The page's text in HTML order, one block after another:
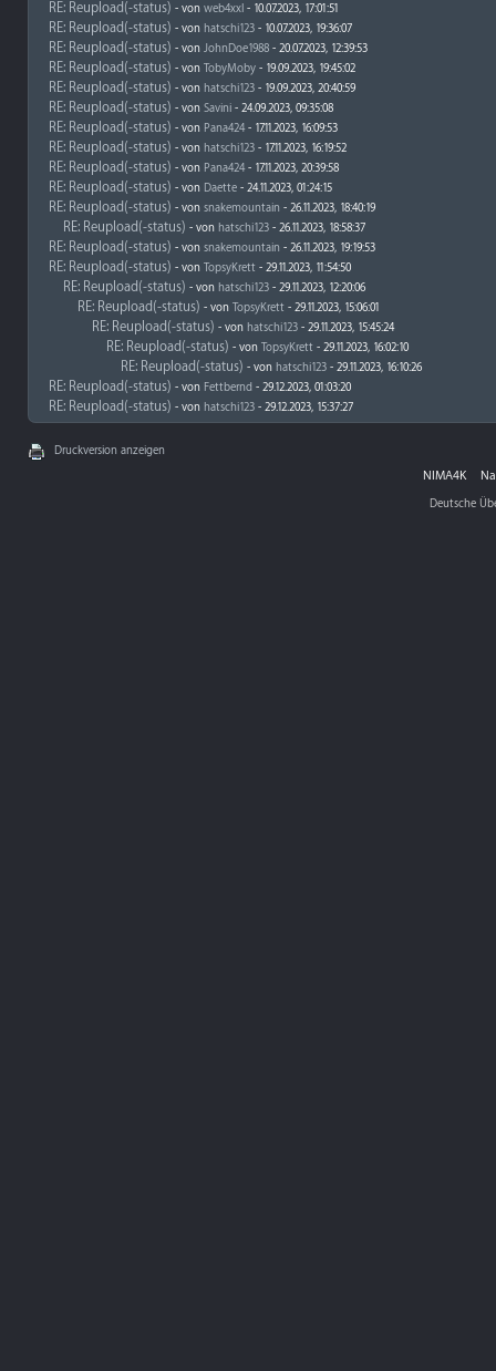
RE: Reupload(-status) - von web4xxl - 10.07.2023, 17:01:51
RE: Reupload(-status) - von hatschi123 - 10.07.2023, 19:36:07
RE: Reupload(-status) - von JohnDoe1988 - 20.07.2023, 12:39:53
RE: Reupload(-status) - von TobyMoby - 19.09.2023, 19:45:02
RE: Reupload(-status) - von hatschi123 - 19.09.2023, 20:40:59
RE: Reupload(-status) - von Savini - 24.09.2023, 09:35:08
RE: Reupload(-status) - von Pana424 - 17.11.2023, 16:09:53
RE: Reupload(-status) - von hatschi123 - 17.11.2023, 16:19:52
RE: Reupload(-status) - von Pana424 - 17.11.2023, 20:39:58
RE: Reupload(-status) - von Daette - 24.11.2023, 01:24:15
RE: Reupload(-status) - von snakemountain - 26.11.2023, 18:40:19
RE: Reupload(-status) - von hatschi123 - 26.11.2023, 18:58:37
RE: Reupload(-status) - von snakemountain - 26.11.2023, 19:19:53
RE: Reupload(-status) - von TopsyKrett - 29.11.2023, 11:54:50
RE: Reupload(-status) - von hatschi123 - 29.11.2023, 12:20:06
RE: Reupload(-status) - von TopsyKrett - 29.11.2023, 15:06:01
RE: Reupload(-status) - von hatschi123 - 29.11.2023, 15:45:24
RE: Reupload(-status) - von TopsyKrett - 29.11.2023, 16:02:10
RE: Reupload(-status) - von hatschi123 - 29.11.2023, 16:10:26
RE: Reupload(-status) - von Fettbernd - 29.12.2023, 01:03:20
RE: Reupload(-status) - von hatschi123 - 29.12.2023, 15:37:27
Druckversion anzeigen
NIMA4K
Deutsche